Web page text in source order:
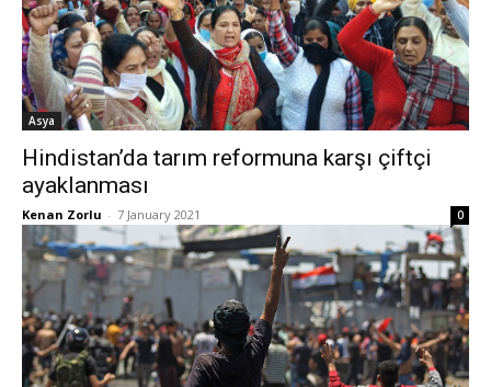
Asya
Hindistan’da tarım reformuna karşı çiftçi
ayaklanması
Kenan Zorlu - 7 January 2021 0